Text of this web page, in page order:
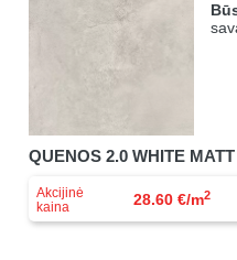
QUENOS 2.0 WHITE
Akcijinė
kaina
28.60 €/m2